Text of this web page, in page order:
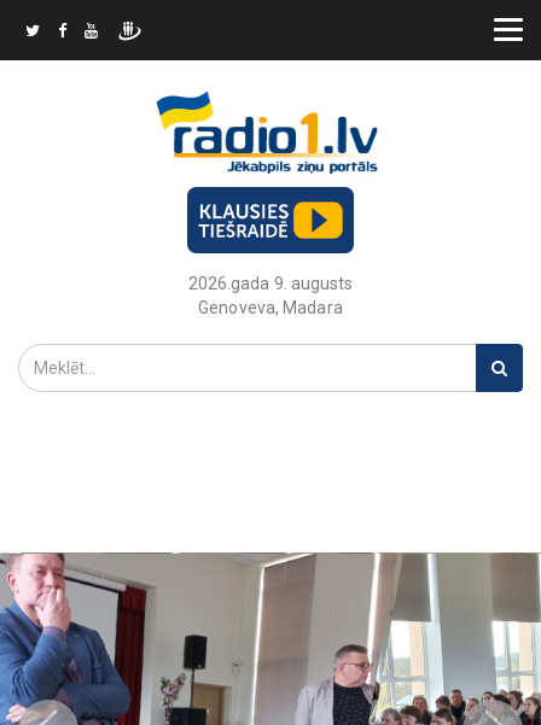
2026.gada 9. augusts
Genoveva, Madara